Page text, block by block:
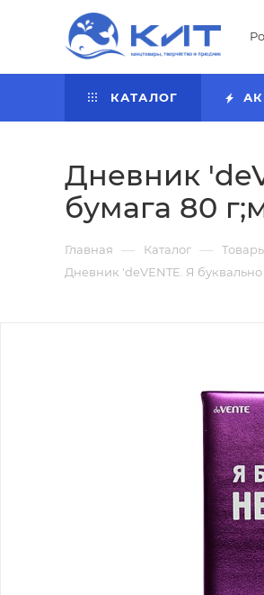
КАТАЛОГ
Дневник
бумага 80
Главная — Каталог —
Дневник 'deVENTE. Я